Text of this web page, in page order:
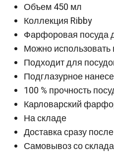
Объем 450 мл
Коллекция Ribby
Фарфоровая посуда
Можно использовать
Подходит для
Подглазурное
100 % прочность
Карловарский
На складе
Доставка сразу
Самовывоз со склада